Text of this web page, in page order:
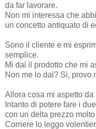
da far lavorare.
Non mi interessa che
un concetto antiquato di
Sono il cliente e mi
semplice.
Mi dai il prodotto che mi
Non me lo dai? Si, provo
Allora cosa mi aspetto
Intanto di potere fare i
con un delta prezzo
Corriere lo leggo